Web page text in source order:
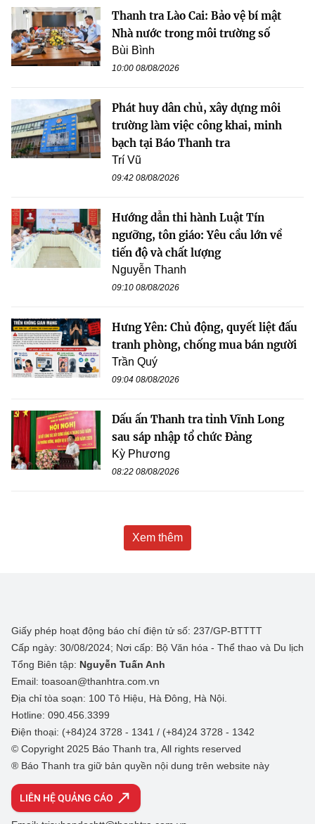
Thanh tra Lào Cai: Bảo vệ bí mật
Nhà nước trong môi trường số
Bùi Bình
10:00 08/08/2026
Phát huy dân chủ, xây dựng môi
trường làm việc công khai, minh
bạch tại Báo Thanh tra
Trí Vũ
09:42 08/08/2026
Hướng dẫn thi hành Luật Tín
ngưỡng, tôn giáo: Yêu cầu lớn về
tiến độ và chất lượng
Nguyễn Thanh
09:10 08/08/2026
Hưng Yên: Chủ động, quyết liệt đấu
tranh phòng, chống mua bán người
Trần Quý
09:04 08/08/2026
Dấu ấn Thanh tra tỉnh Vĩnh Long
sau sáp nhập tổ chức Đảng
Kỳ Phương
08:22 08/08/2026
Xem thêm
Giấy phép hoạt động báo chí điện tử số: 237/GP-BTTTT
Cấp ngày: 30/08/2024; Nơi cấp: Bộ Văn hóa - Thể thao và Du lịch
Tổng Biên tập: Nguyễn Tuấn Anh
Email: toasoan@thanhtra.com.vn
Địa chỉ tòa soạn: 100 Tô Hiệu, Hà Đông, Hà Nội.
Hotline: 090.456.3399
Điện thoại: (+84)24 3728 - 1341 / (+84)24 3728 - 1342
© Copyright 2025 Báo Thanh tra, All rights reserved
® Báo Thanh tra giữ bản quyền nội dung trên website này
LIÊN HỆ QUẢNG CÁO